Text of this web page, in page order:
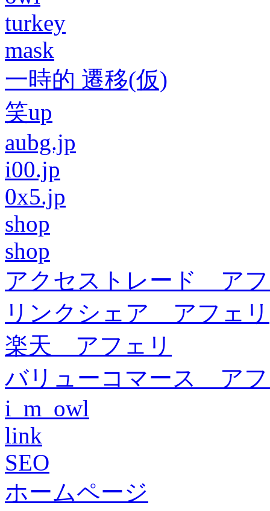
turkey
mask
一時的 遷移(仮)
笑up
aubg.jp
i00.jp
0x5.jp
shop
shop
アクセストレード ア
リンクシェア アフェリ
楽天 アフェリ
バリューコマース ア
i_m_owl
link
SEO
ホームページ